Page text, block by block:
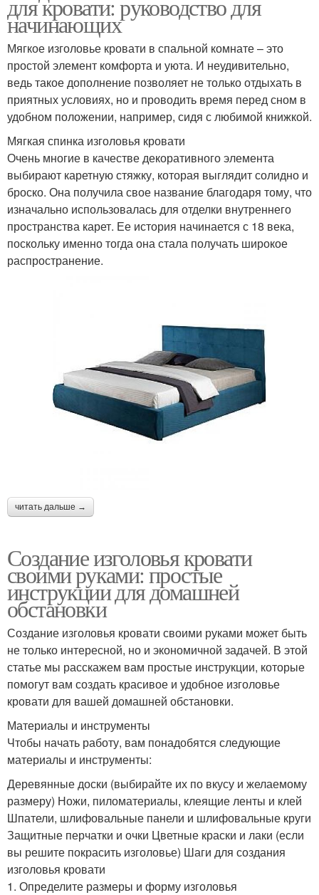
для кровати: руководство для
начинающих
Мягкое изголовье кровати в спальной комнате – это
простой элемент комфорта и уюта. И неудивительно,
ведь такое дополнение позволяет не только отдыхать в
приятных условиях, но и проводить время перед сном в
удобном положении, например, сидя с любимой книжкой.
Мягкая спинка изголовья кровати
Очень многие в качестве декоративного элемента
выбирают каретную стяжку, которая выглядит солидно и
броско. Она получила свое название благодаря тому, что
изначально использовалась для отделки внутреннего
пространства карет. Ее история начинается с 18 века,
поскольку именно тогда она стала получать широкое
распространение.
читать дальше →
Создание изголовья кровати
своими руками: простые
инструкции для домашней
обстановки
Создание изголовья кровати своими руками может быть
не только интересной, но и экономичной задачей. В этой
статье мы расскажем вам простые инструкции, которые
помогут вам создать красивое и удобное изголовье
кровати для вашей домашней обстановки.
Материалы и инструменты
Чтобы начать работу, вам понадобятся следующие
материалы и инструменты:
Деревянные доски (выбирайте их по вкусу и желаемому
размеру) Ножи, пиломатериалы, клеящие ленты и клей
Шпатели, шлифовальные панели и шлифовальные круги
Защитные перчатки и очки Цветные краски и лаки (если
вы решите покрасить изголовье) Шаги для создания
изголовья кровати
1. Определите размеры и форму изголовья